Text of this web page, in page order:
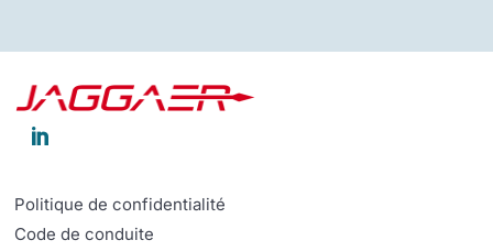

Politique de confidentialité
Code de conduite